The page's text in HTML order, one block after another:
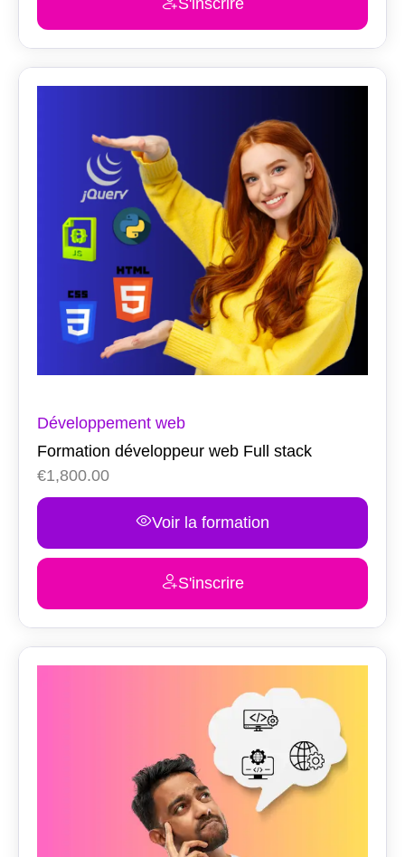
S'inscrire
Développement web
Formation développeur web Full stack
€1,800.00
Voir la formation
S'inscrire